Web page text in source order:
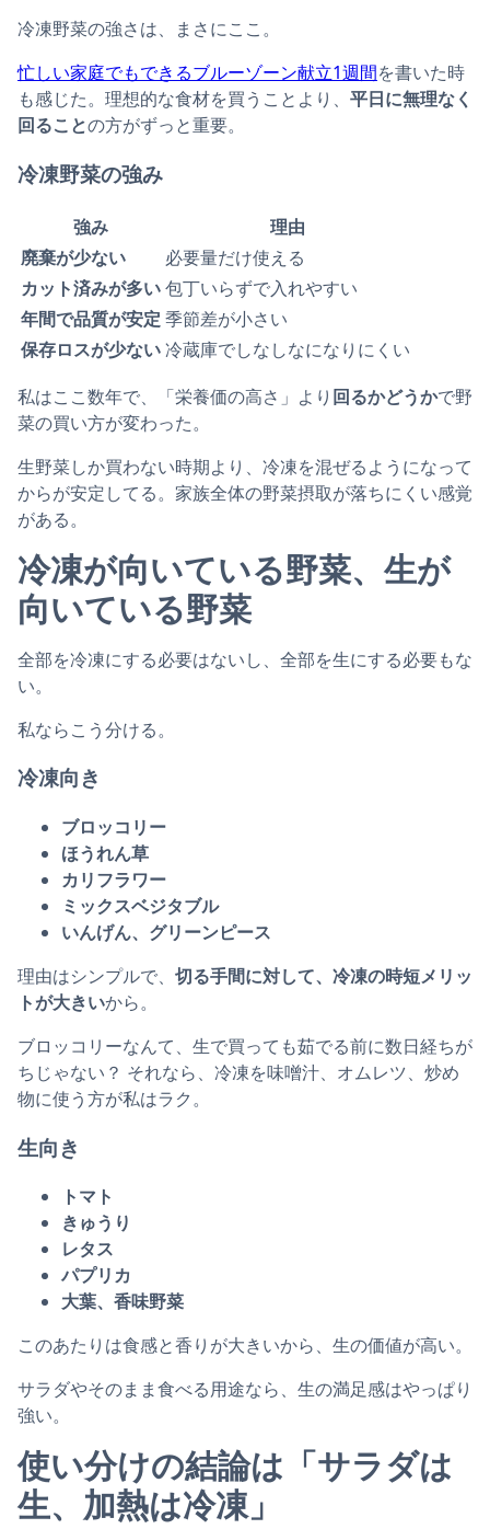
冷凍野菜の強さは、まさにここ。
忙しい家庭でもできるブルーゾーン献立1週間を書いた時
も感じた。理想的な食材を買うことより、 平日に無理なく
回ることの方がずっと重要。
冷凍野菜の強み
強み
理由
廃棄が少ない
必要量だけ使える
カット済みが多い包丁いらずで入れやすい
年間で品質が安定 季節差が小さい
保存ロスが少ない冷蔵庫でしなしなになりにくい
私はここ数年で、「栄養価の高さ」より 回るかどうかで野
菜の買い方が変わった。
生野菜しか買わない時期より、冷凍を混ぜるようになって
からが安定してる。家族全体の野菜摂取が落ちにくい感覚
がある。
冷凍が向いている野菜、生が
向いている野菜
全部を冷凍にする必要はないし、全部を生にする必要もな
い。
私ならこう分ける。
冷凍向き
ブロッコリー
ほうれん草
カリフラワー
ミックスベジタブル
いんげん、グリーンピース
理由はシンプルで、 切る手間に対して、冷凍の時短メリッ
トが大きいから。
ブロッコリーなんて、生で買っても茹でる前に数日経ちが
ちじゃない？ それなら、冷凍を味噌汁、オムレツ、炒め
物に使う方が私はラク。
生向き
トマト
きゅうり
レタス
パプリカ
大葉、香味野菜
このあたりは食感と香りが大きいから、生の価値が高い。
サラダやそのまま食べる用途なら、生の満足感はやっぱり
強い。
使い分けの結論は「サラダは
生、加熱は冷凍」